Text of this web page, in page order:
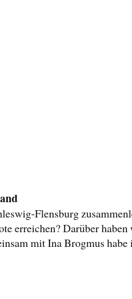
Flensburg
erreichen? Darüber
mit Ina Brogmus